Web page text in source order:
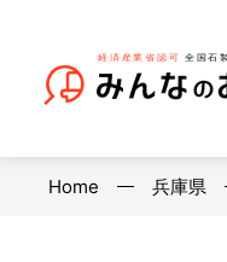
Home 兵庫県